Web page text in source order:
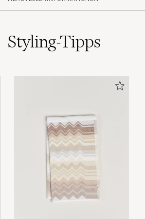
Styling-Tipps